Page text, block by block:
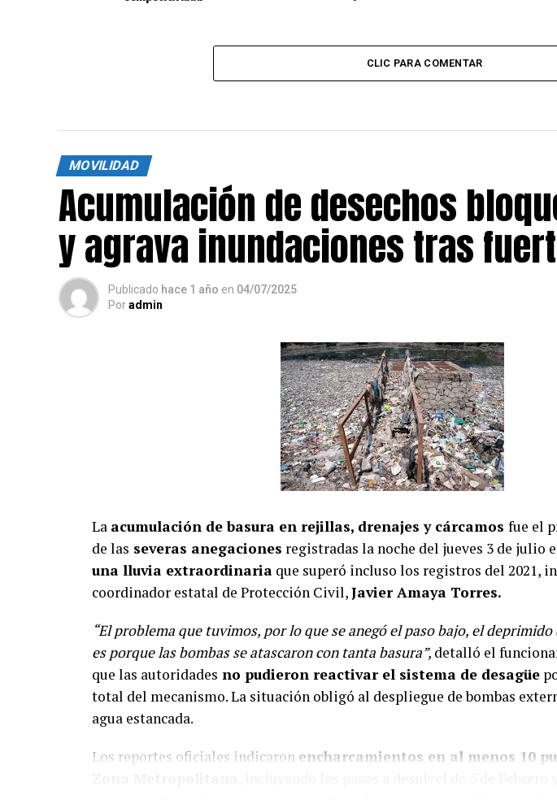
CLIC PARA COMENTAR
MOVILIDAD
Acumulación de desechos
y agrava inundaciones tras
Publicado hace 1 año en 04/07/2025
Poradmin
La acumulación de basura en rejillas, drenajes y cárcamos fue el
de las severas anegaciones registradas la noche del jueves 3 de julio
una lluvia extraordinaria que superó incluso los registros del 2021,
coordinador estatal de Protección Civil,Javier Amaya Torres.
“El problema que tuvimos, por lo que se anegó el paso bajo, el deprimido
es porque las bombas se atascaron con tanta basura”, detalló el
que las autoridades no pudieron reactivar el sistema de desagüe
total del mecanismo. La situación obligó al despliegue de bombas
agua estancada.
Los reportes oficiales indicaron encharcamientos en al menos 10